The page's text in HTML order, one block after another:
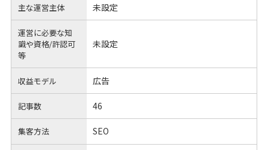
主な運営主体 未設定
運営に必要な知
識や資格/許認可
等
未設定
収益モデル 広告
記事数 46
集客方法 SEO